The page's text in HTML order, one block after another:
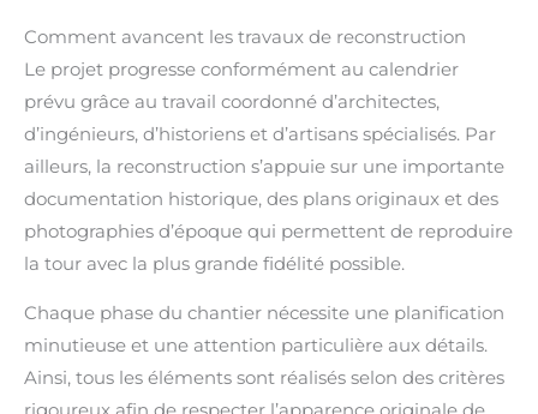
Comment avancent les travaux de reconstruction
Le projet progresse conformément au calendrier
prévu grâce au travail coordonné d’architectes,
d’ingénieurs, d’historiens et d’artisans spécialisés. Par
ailleurs, la reconstruction s’appuie sur une importante
documentation historique, des plans originaux et des
photographies d’époque qui permettent de reproduire
la tour avec la plus grande fidélité possible.
Chaque phase du chantier nécessite une planification
minutieuse et une attention particulière aux détails.
Ainsi, tous les éléments sont réalisés selon des critères